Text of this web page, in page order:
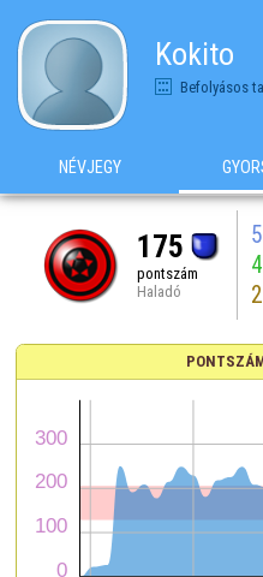
Kokito
Befolyásos
NÉVJEGY
175
pontszám
Haladó